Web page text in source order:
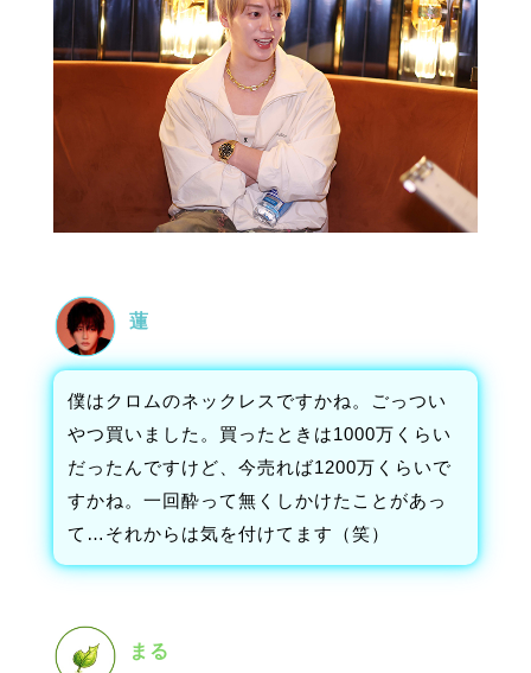
蓮
僕はクロムのネックレスですかね。ごっつい
やつ買いました。買ったときは1000万くらい
だったんですけど、今売れば1200万くらいで
すかね。一回酔って無くしかけたことがあっ
て…それからは気を付けてます（笑）
まる